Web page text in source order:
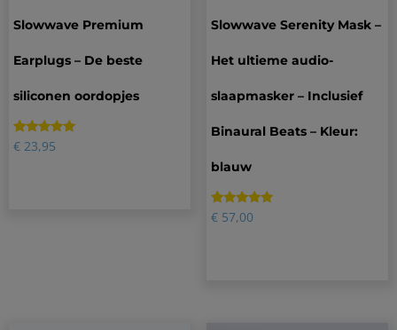
Slowwave Premium
Earplugs – De beste
siliconen oordopjes
Gewaardeerd
4.83
47
€ 23,95
Slowwave Serenity Mask –
Het ultieme audio-
slaapmasker – Inclusief
Binaural Beats – Kleur:
blauw
Gewaardeerd
4.80
35
€57,00